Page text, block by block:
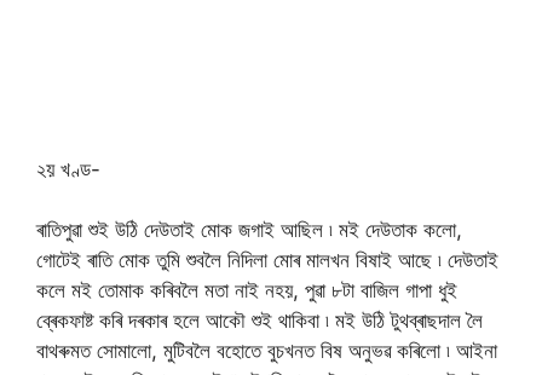
২য় খণ্ড-
ৰাতিপুৱা শুই উঠি দেউতাই মোক জগাই আছিল ৷ মই দেউতাক কলো,
গোটেই ৰাতি মোক তুমি শুবলৈ নিদিলা মোৰ মালখন বিষাই আছে ৷ দেউতাই
কলে মই তোমাক কৰিবলৈ মতা নাই নহয়, পুৱা ৮টা বাজিল গাপা ধুই
ব্ৰেকফাষ্ট কৰি দৰকাৰ হলে আকৌ শুই থাকিবা ৷ মই উঠি টুথব্ৰাছদাল লৈ
বাথৰুমত সোমালো, মুটিবলৈ বহোতে বুচখনত বিষ অনুভৱ কৰিলো ৷ আইনা